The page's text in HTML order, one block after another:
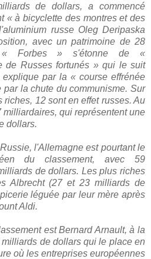
de dollars, a commencé
« à bicyclette des montres et des
russe Oleg Deripaska
avec un patrimoine de 28
« Forbes » s'étonne de «
de Russes fortunés » qui le suit
par la « course effrénée
par la chute du communisme. Sur
12 sont en effet russes. Au
qui représentent une
dollars.
l'Allemagne est pourtant le
du classement, avec 59
de dollars. Les plus riches
Albrecht (27 et 23 milliards de
léguée par leur mère après
Aldi.
est Bernard Arnault, à la
de dollars qui le place en
où les entreprises européennes